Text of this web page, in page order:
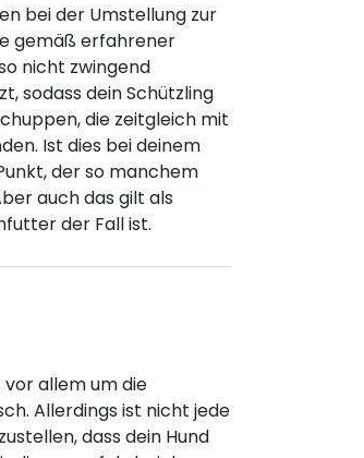
bei der Umstellung zur
gemäß erfahrener
nicht zwingend
sodass dein Schützling
die zeitgleich mit
Ist dies bei deinem
der so manchem
auch das gilt als
der Fall ist.
vor allem um die
Allerdings ist nicht jede
dass dein Hund